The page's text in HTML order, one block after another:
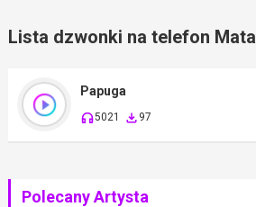
Lista dzwonki na telefon Mata
Papuga
5021 97
Polecany Artysta